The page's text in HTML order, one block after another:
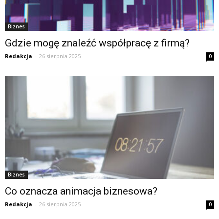
Biznes
Gdzie mogę znaleźć współpracę z firmą?
Redakcja - 26 sierpnia 2025 0
Biznes
Co oznacza animacja biznesowa?
Redakcja - 26 sierpnia 2025 0